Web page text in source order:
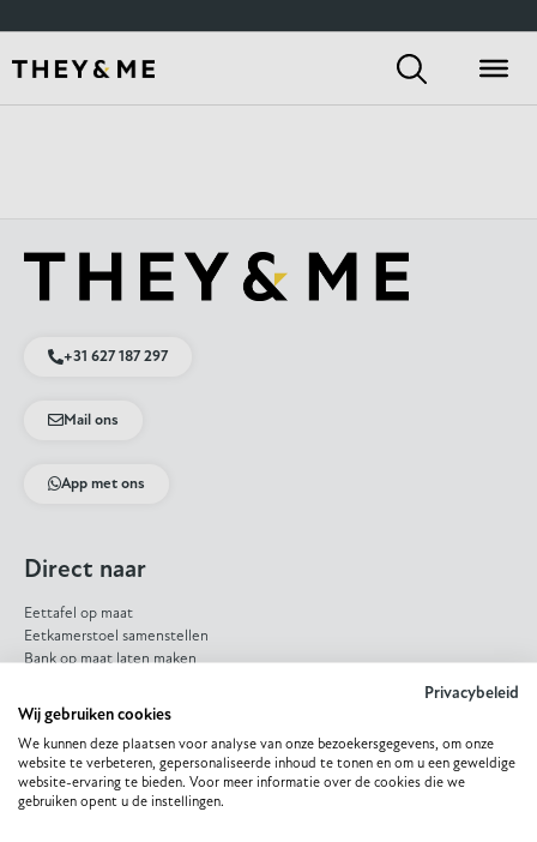
+31 627 187 297
Mail ons
App met ons
Direct naar
Eettafel op maat
Eetkamerstoel samenstellen
Bank op maat laten maken
Dekton eettafel
Eiken eettafel
Eetkamerbank op maat
Collectie
Privacybeleid
Wij gebruiken cookies
We kunnen deze plaatsen voor analyse van onze bezoekersgegevens, om onze
website te verbeteren, gepersonaliseerde inhoud te tonen en om u een geweldige
website-ervaring te bieden. Voor meer informatie over de cookies die we
gebruiken opent u de instellingen.